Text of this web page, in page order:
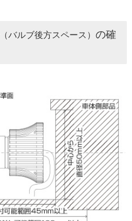
（バルブ後方スペース） の確